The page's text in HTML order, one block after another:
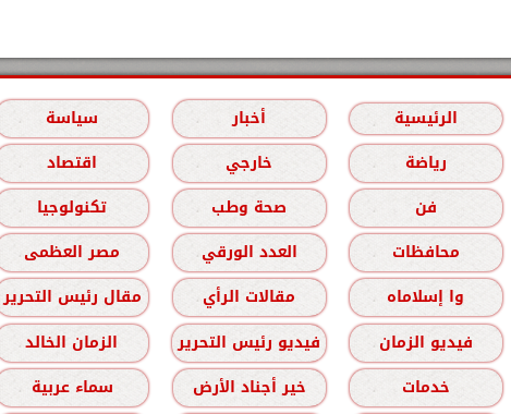
الرئيسية أخبار سياسة
رياضة
خارجي اقتصاد
فن
صحة وطب تكنولوجيا
محافظات
العدد الورقي مصر العظمى
وا إسلاماه
مقالات الرأي مقال رئيس التحرير
فيديو الزمان
فيديو رئيس التحرير الزمان الخالد
خدمات
خير أجناد الأرض سماء عربية